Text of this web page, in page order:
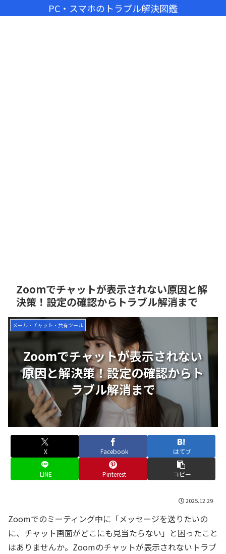
PC・スマホのトラブル解決図鑑
Zoomでチャットが表示されない原因と解
決策！設定の確認からトラブル解消まで
Zoomでチャットが表示されない
原因と解決策！設定の確認からト
ラブル解消まで
メール・チャット・共有ツール
X Facebook はてブ
LINE Pinterest コピー
2025.12.29
Zoomでのミーティング中に「メッセージを送りたいの
に、チャット画面がどこにも見当たらない」と困ったこと
はありませんか。Zoomのチャットが表示されないトラブ